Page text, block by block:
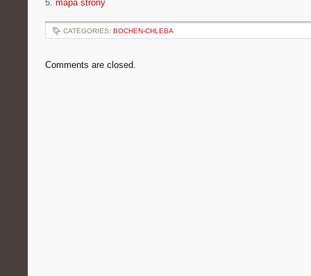
5. mapa strony
CATEGORIES: BOCHEN-CHLEBA
Comments are closed.